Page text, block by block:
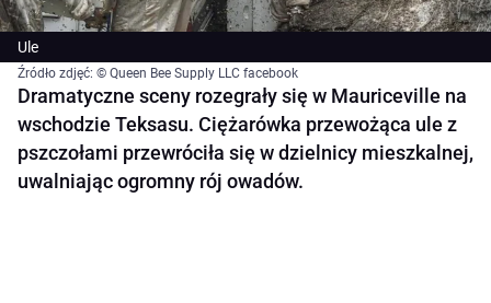
Ule
Źródło zdjęć: © Queen Bee Supply LLC facebook
Dramatyczne sceny rozegrały się w Mauriceville na
wschodzie Teksasu. Ciężarówka przewożąca ule z
pszczołami przewróciła się w dzielnicy mieszkalnej,
uwalniając ogromny rój owadów.